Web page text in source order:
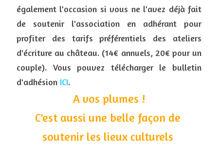
également l'occasion si vous ne l'avez déjà fait
de soutenir l'association en adhérant pour
profiter des tarifs préférentiels des ateliers
d'écriture au château. (14€ annuels, 20€ pour un
couple). Vous pouvez télécharger le bulletin
d'adhésion ICI.
A vos plumes !
C'est aussi une belle façon de
soutenir les lieux culturels